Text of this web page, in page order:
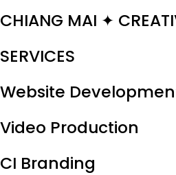
CHIANG MAI ✦
SERVICES
Website
Video Production
CI Branding